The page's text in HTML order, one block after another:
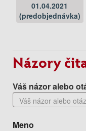
01.04.2021
(predobjednávka)
Názory
Váš názor alebo
Meno